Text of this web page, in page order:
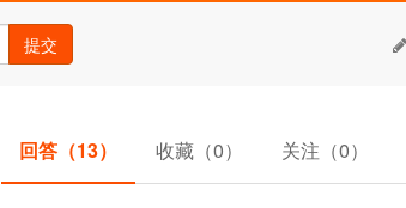
提交
回答 （13） 收藏 （0） 关注 （0）